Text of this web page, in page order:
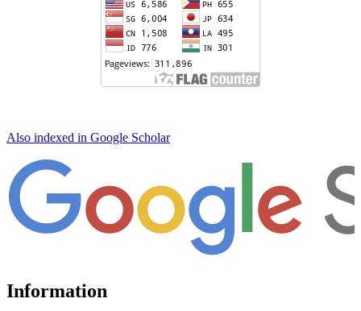
Also indexed in Google Scholar
Information